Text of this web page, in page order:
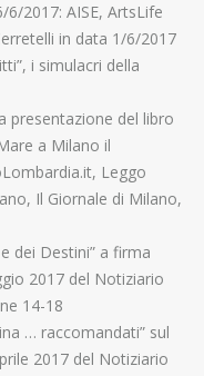
2017: AISE, ArtsLife
in data 1/6/2017
i simulacri della
presentazione del libro
a Milano il
Leggo
Il Giornale di Milano,
dei Destini” a firma
2017 del Notiziario
14-18
… raccomandati” sul
2017 del Notiziario